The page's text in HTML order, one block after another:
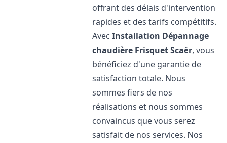
offrant des délais d'intervention
rapides et des tarifs compétitifs.
AvecInstallation Dépannage
chaudière FrisquetScaër, vous
bénéficiez d'une garantie de
satisfaction totale. Nous
sommes fiers de nos
réalisations et nous sommes
convaincus que vous serez
satisfait de nos services. Nos